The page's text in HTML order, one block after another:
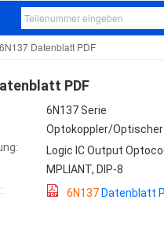
6N137 Datenblatt PDF
PDF
6N137 Serie
Optokoppler/
Logic IC Output
MPLIANT, DIP-8
6N137 Datenblatt